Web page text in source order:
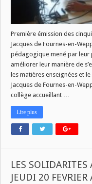
Première émission des
Jacques de Fournes-en-
pédagogique mené par leur
améliorer leur manière de
les matières enseignées et
Jacques de Fournes-en-
collège accueillant …
Lire plus
LES SOLIDARITES
JEUDI 20 FEVRIER